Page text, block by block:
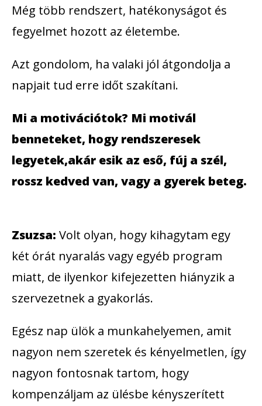
Még több rendszert, hatékonyságot és
fegyelmet hozott az életembe.
Azt gondolom, ha valaki jól átgondolja a
napjait tud erre időt szakítani.
Mi a motivációtok? Mi motivál
benneteket, hogy rendszeresek
legyetek,akár esik az eső, fúj a szél,
rossz kedved van, vagy a gyerek beteg.
Zsuzsa: Volt olyan, hogy kihagytam egy
két órát nyaralás vagy egyéb program
miatt, de ilyenkor kifejezetten hiányzik a
szervezetnek a gyakorlás.
Egész nap ülök a munkahelyemen, amit
nagyon nem szeretek és kényelmetlen, így
nagyon fontosnak tartom, hogy
kompenzáljam az ülésbe kényszerített